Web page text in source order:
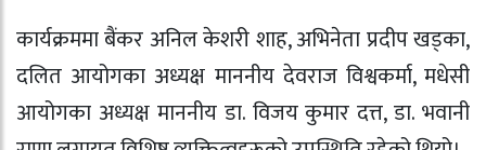
कार्यक्रममा बैंकर अनिल केशरी शाह, अभिनेता प्रदीप खड्का,
दलित आयोगका अध्यक्ष माननीय देवराज विश्वकर्मा, मधेसी
आयोगका अध्यक्ष माननीय डा. विजय कुमार दत्त, डा. भवानी